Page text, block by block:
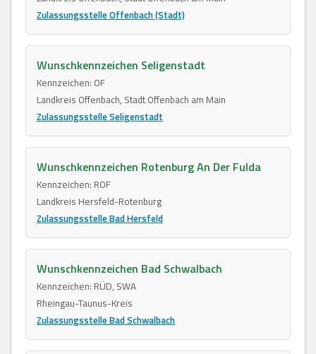
Zulassungsstelle Offenbach (Stadt)
Wunschkennzeichen Seligenstadt
Kennzeichen: OF
Landkreis Offenbach, Stadt Offenbach am Main
Zulassungsstelle Seligenstadt
Wunschkennzeichen Rotenburg An Der Fulda
Kennzeichen: ROF
Landkreis Hersfeld-Rotenburg
Zulassungsstelle Bad Hersfeld
Wunschkennzeichen Bad Schwalbach
Kennzeichen: RÜD, SWA
Rheingau-Taunus-Kreis
Zulassungsstelle Bad Schwalbach